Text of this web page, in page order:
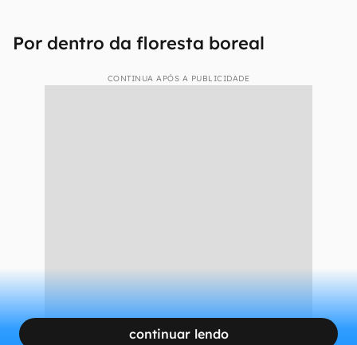
Por dentro da floresta boreal
CONTINUA APÓS A PUBLICIDADE
continuar lendo